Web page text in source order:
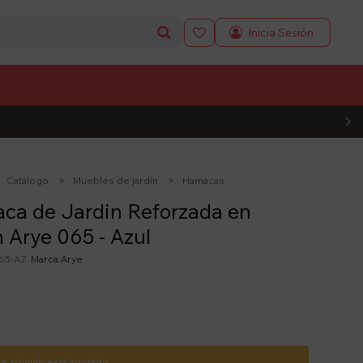

Catálogo Muebles de jardín Hamacas
de Jardin Reforzada en
Arye 065 - Azul
AZ Arye